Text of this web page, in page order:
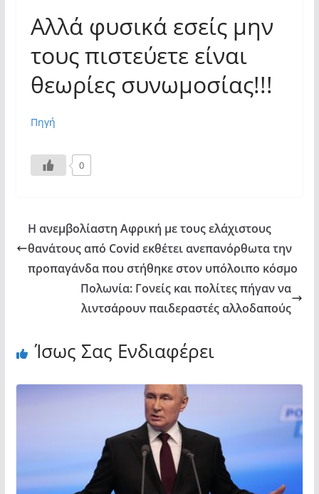
Αλλά φυσικά εσείς μην
τους πιστεύετε είναι
θεωρίες συνωμοσίας!!!
Πηγή
0
Η ανεμβολίαστη Αφρική με τους ελάχιστους
θανάτους από Covid εκθέτει ανεπανόρθωτα την
προπαγάνδα που στήθηκε στον υπόλοιπο κόσμο
Πολωνία: Γονείς και πολίτες πήγαν να
λιντσάρουν παιδεραστές αλλοδαπούς
Ίσως Σας Ενδιαφέρει